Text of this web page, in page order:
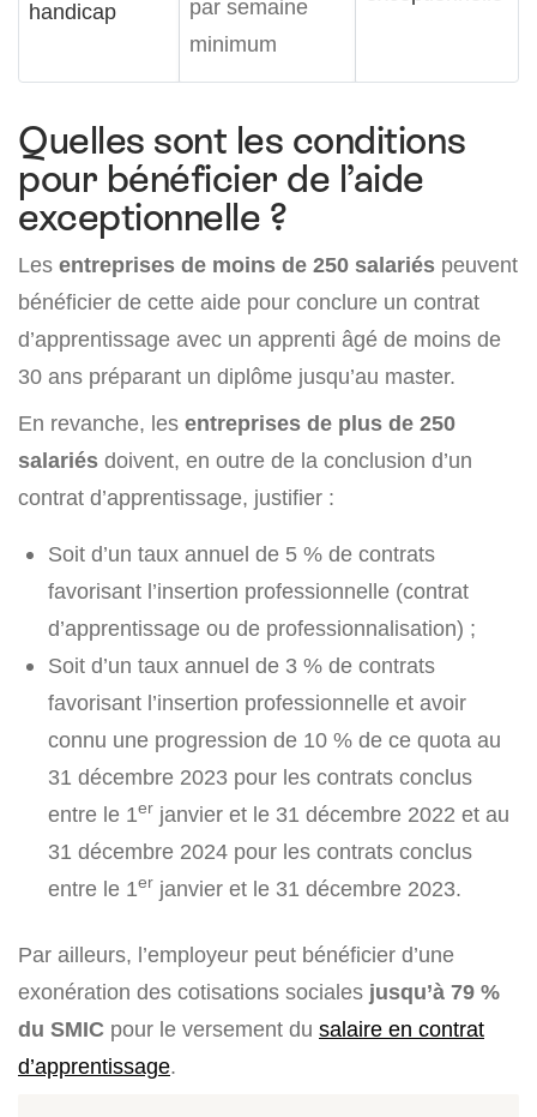
handicap
par semaine
minimum
Quelles sont les conditions
pour bénéficier de l’aide
exceptionnelle ?
Les entreprises de moins de 250 salariés peuvent
bénéficier de cette aide pour conclure un contrat
d’apprentissage avec un apprenti âgé de moins de
30 ans préparant un diplôme jusqu’au master.
En revanche, les entreprises de plus de 250
salariés doivent, en outre de la conclusion d’un
contrat d’apprentissage, justifier :
Soit d’un taux annuel de 5 % de contrats
favorisant l’insertion professionnelle (contrat
d’apprentissage ou de professionnalisation) ;
Soit d’un taux annuel de 3 % de contrats
favorisant l’insertion professionnelle et avoir
connu une progression de 10 % de ce quota au
31 décembre 2023 pour les contrats conclus
entre le 1er janvier et le 31 décembre 2022 et au
31 décembre 2024 pour les contrats conclus
entre le 1er janvier et le 31 décembre 2023.
Par ailleurs, l’employeur peut bénéficier d’une
exonération des cotisations sociales jusqu’à 79 %
du SMIC pour le versement du salaire en contrat
d’apprentissage.